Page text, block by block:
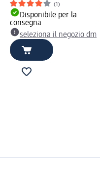
(1)
Disponibile per la
consegna
seleziona il negozio dm